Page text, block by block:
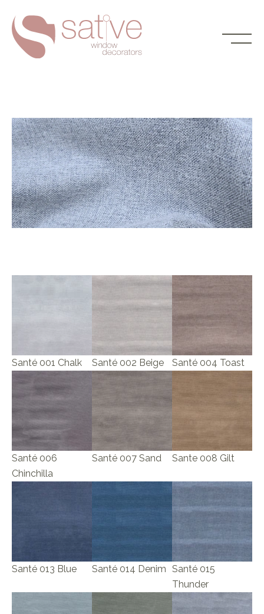
Santé 001 Chalk Santé 002 Beige Santé 004 Toast
Santé 006
Chinchilla
Santé 007 Sand Sante 008 Gilt
Santé 013 Blue Santé 014 Denim Santé 015
Thunder